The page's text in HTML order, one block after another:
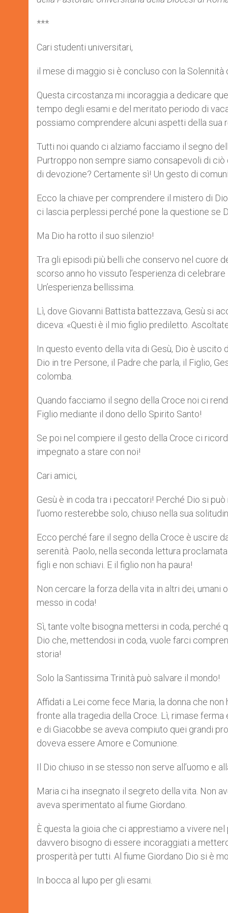
***
Cari studenti universitari,
il mese di maggio si è concluso con la Solennità
Questa circostanza mi incoraggia a dedicare
tempo degli esami e del meritato periodo di
possiamo comprendere alcuni aspetti della sua
Tutti noi quando ci alziamo facciamo il segno
Purtroppo non sempre siamo consapevoli di
di devozione? Certamente sì! Un gesto di
Ecco la chiave per comprendere il mistero di
ci lascia perplessi perché pone la questione se
Ma Dio ha rotto il suo silenzio!
Tra gli episodi più belli che conservo nel cuore
scorso anno ho vissuto l’esperienza di
Un’esperienza bellissima.
Lì, dove Giovanni Battista battezzava, Gesù si
diceva: «Questi è il mio figlio prediletto.
In questo evento della vita di Gesù, Dio è uscito
Dio in tre Persone, il Padre che parla, il Figlio,
colomba.
Quando facciamo il segno della Croce noi ci
Figlio mediante il dono dello Spirito Santo!
Se poi nel compiere il gesto della Croce ci
impegnato a stare con noi!
Cari amici,
Gesù è in coda tra i peccatori! Perché Dio si
l’uomo resterebbe solo, chiuso nella sua
Ecco perché fare il segno della Croce è uscire
serenità. Paolo, nella seconda lettura
figli e non schiavi. E il figlio non ha paura!
Non cercare la forza della vita in altri dei, umani
messo in coda!
Sì, tante volte bisogna mettersi in coda, perché
Dio che, mettendosi in coda, vuole farci
storia!
Solo la Santissima Trinità può salvare il mondo!
Affidati a Lei come fece Maria, la donna che
fronte alla tragedia della Croce. Lì, rimase
e di Giacobbe se aveva compiuto quei grandi
doveva essere Amore e Comunione.
Il Dio chiuso in se stesso non serve all’uomo e
Maria ci ha insegnato il segreto della vita. Non
aveva sperimentato al fiume Giordano.
È questa la gioia che ci apprestiamo a vivere
davvero bisogno di essere incoraggiati a
prosperità per tutti. Al fiume Giordano Dio si è
In bocca al lupo per gli esami.